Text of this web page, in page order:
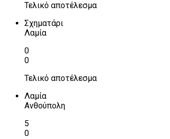
Τελικό αποτέλεσμα
Σχηματάρι
Λαμία
0
0
Τελικό αποτέλεσμα
Λαμία
Ανθούπολη
5
0